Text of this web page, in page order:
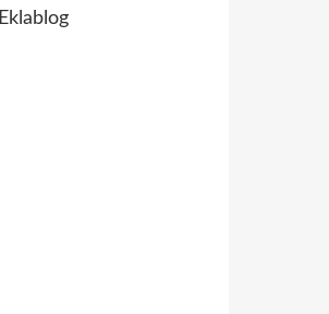
Eklablog